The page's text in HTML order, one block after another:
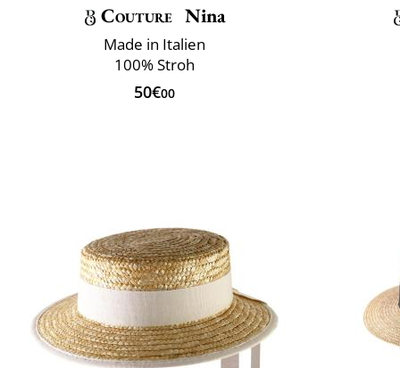
Couture Nina
Made in Italien
100% Stroh
50€00